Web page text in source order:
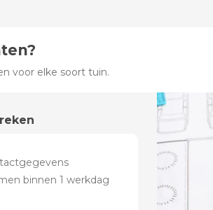
voor elke soort tuin.